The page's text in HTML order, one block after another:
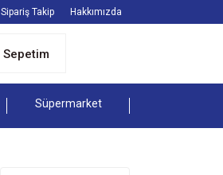
Sipariş Takip Hakkımızda
Sepetim
Süpermarket